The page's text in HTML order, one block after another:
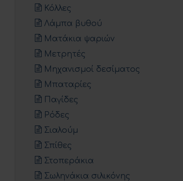
Κόλλες
Λάμπα βυθού
Ματάκια ψαριών
Μετρητές
Μηχανισμοί δεσίματος
Μπαταρίες
Παγίδες
Ρόδες
Σιαλούμ
Σπίθες
Στοπεράκια
Σωληνάκια σιλικόνης